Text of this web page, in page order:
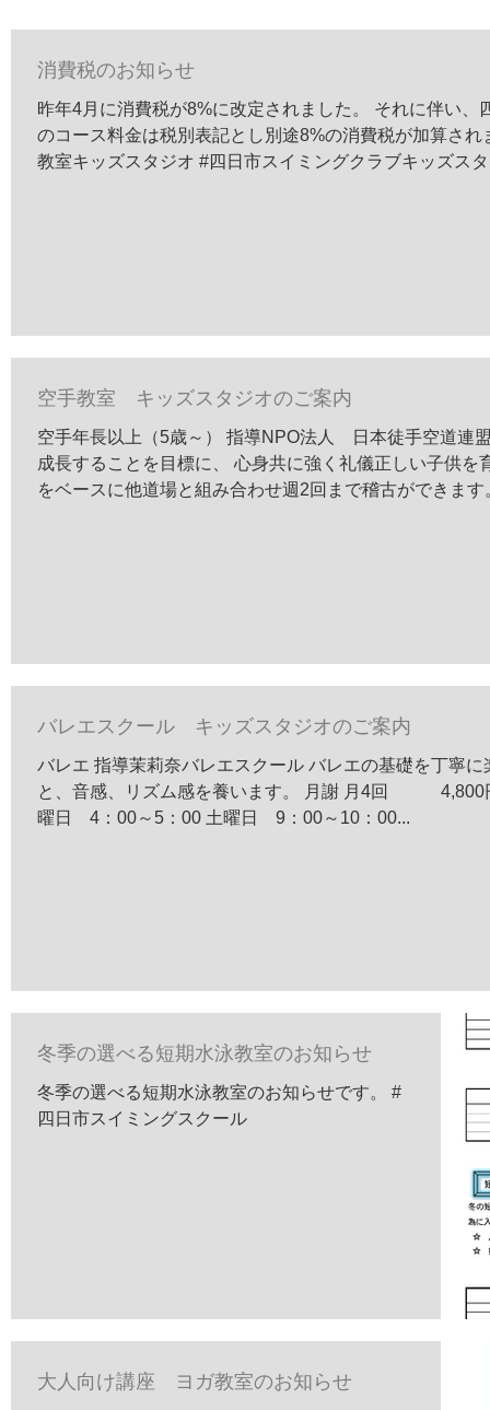
消費税のお知らせ
昨年4月に消費税が8%に改定されました。 それに伴い
のコース料金は税別表記とし別途8%の消費税が加算さ
教室キッズスタジオ #四日市スイミングクラブキッズス
空手教室 キッズスタジオのご案内
空手年長以上（5歳～） 指導NPO法人 日本徒手空道連
成長することを目標に、 心身共に強く礼儀正しい子供
をベースに他道場と組み合わせ週2回まで稽古ができま
バレエスクール キッズスタジオのご案内
バレエ 指導茉莉奈バレエスクール バレエの基礎を丁寧
と、音感、リズム感を養います。 月謝 月4回
曜日 4：00～5：00 土曜日 9：00～10：00...
冬季の選べる短期水泳教室のお知らせ
冬季の選べる短期水泳教室のお知らせです。 #
四日市スイミングスクール
大人向け講座 ヨガ教室のお知らせ